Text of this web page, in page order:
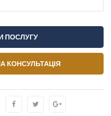
ПОСЛУГУ
КОНСУЛЬТАЦІЯ